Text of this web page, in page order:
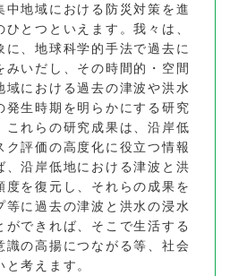
中地域における防災対策を進
とつといえます。我々は、
に、地球科学的手法で過去に
いだし、その時間的・空間
域における過去の津波や洪水
発生時期を明らかにする研究
これらの研究成果は、沿岸低
ク評価の高度化に役立つ情報
、沿岸低地における津波と洪
度を復元し、それらの成果を
等に過去の津波と洪水の浸水
できれば、そこで生活する
識の高揚につながる等、社会
考えます。